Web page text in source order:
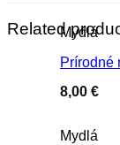
Mydlá
Prírodné
8,00 €
Mydlá
Related